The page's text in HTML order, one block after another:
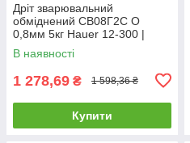
Дріт зварювальний
обміднений СВ08Г2С O
0,8мм 5кг Hauer 12-300 |
Проволока сварочная
омедненная СВ08Г2С O
В наявності
1 278,69 ₴ 1 598,36 ₴
Купити